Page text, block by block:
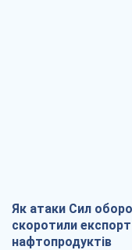
Як атаки Сил
скоротили експорт
нафтопродуктів